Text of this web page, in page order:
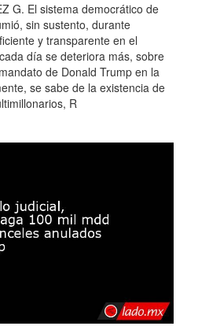
G. El sistema democrático de
sin sustento, durante
y transparente en el
día se deteriora más, sobre
de Donald Trump en la
se sabe de la existencia de
R